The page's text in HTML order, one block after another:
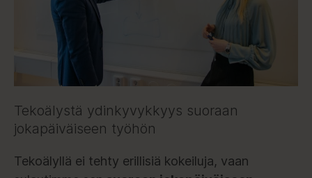
Tekoälystä ydinkyvykkyys suoraan
jokapäiväiseen työhön
Tekoälyllä ei tehty erillisiä kokeiluja, vaan